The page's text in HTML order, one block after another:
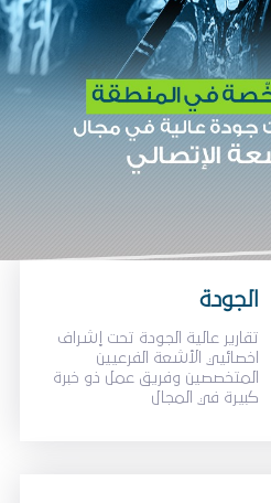
الجودة
تقارير عالية الجودة تحت إشراف
اخصائيي الأشعة الفرعيين
المتخصصين وفريق عمل ذو خبرة
كبيرة في المجال